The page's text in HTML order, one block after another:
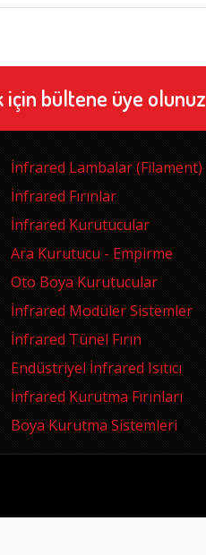
bültene üye olunuz
İnfrared Lambalar (Filament)
İnfrared Fırınlar
İnfrared Kurutucular
Ara Kurutucu - Empirme
Oto Boya Kurutucular
İnfrared Modüler Sistemler
İnfrared Tünel Fırın
Endüstriyel İnfrared Isıtıcı
İnfrared Kurutma Fırınları
Boya Kurutma Sistemleri